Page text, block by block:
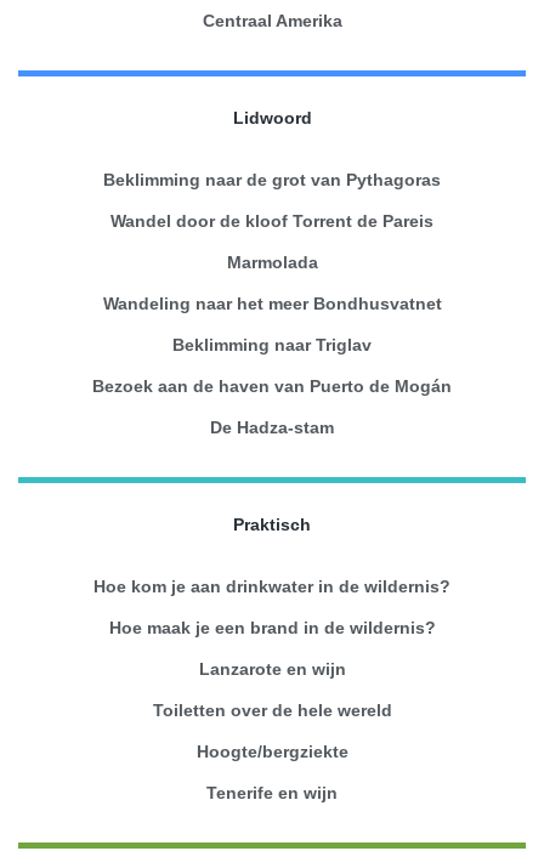
Centraal Amerika
Lidwoord
Beklimming naar de grot van Pythagoras
Wandel door de kloof Torrent de Pareis
Marmolada
Wandeling naar het meer Bondhusvatnet
Beklimming naar Triglav
Bezoek aan de haven van Puerto de Mogán
De Hadza-stam
Praktisch
Hoe kom je aan drinkwater in de wildernis?
Hoe maak je een brand in de wildernis?
Lanzarote en wijn
Toiletten over de hele wereld
Hoogte/bergziekte
Tenerife en wijn